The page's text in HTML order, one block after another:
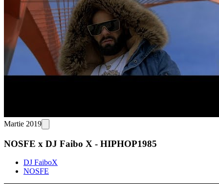
Martie 2019
NOSFE x DJ Faibo X - HIPHOP1985
DJ FaiboX
NOSFE